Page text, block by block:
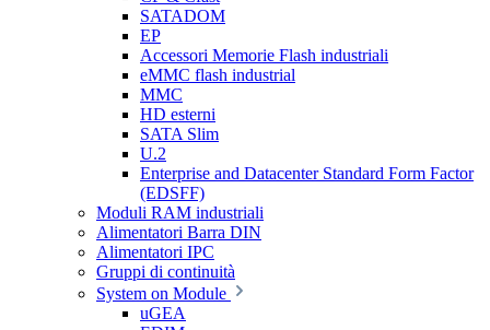
SATADOM
EP
Accessori Memorie Flash industriali
eMMC flash industrial
MMC
HD esterni
SATA Slim
U.2
Enterprise and Datacenter Standard Form Factor
(EDSFF)
Moduli RAM industriali
Alimentatori Barra DIN
Alimentatori IPC
Gruppi di continuità
System on Module
uGEA